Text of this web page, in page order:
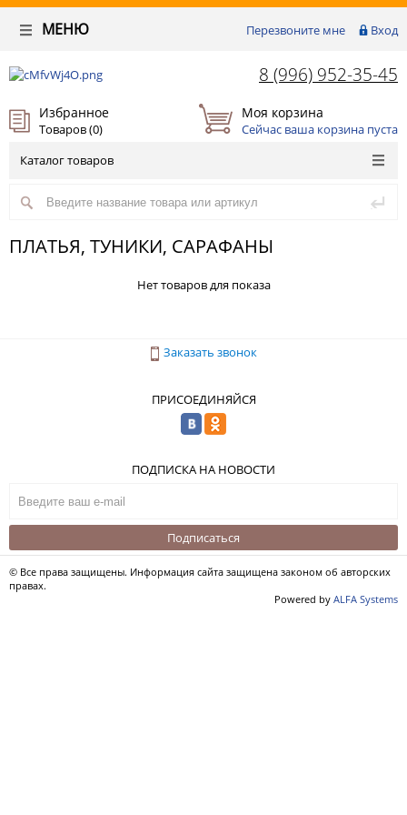
Перезвоните мне Вход
МЕНЮ
8 (996) 952-35-45
Избранное
Товаров (0)
Моя корзина
Сейчас ваша корзина пуста
Каталог товаров
ПЛАТЬЯ, ТУНИКИ, САРАФАНЫ
Нет товаров для показа
Заказать звонок
ПРИСОЕДИНЯЙСЯ
ПОДПИСКА НА НОВОСТИ
Подписаться
© Все права защищены. Информация сайта защищена законом об авторских
правах.
Powered by ALFA Systems